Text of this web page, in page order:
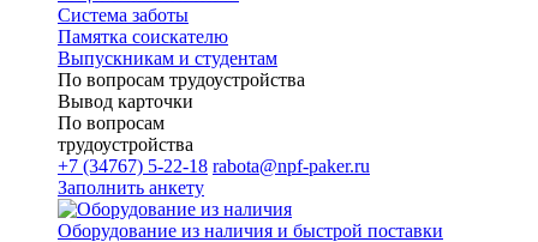
Система заботы
Памятка соискателю
Выпускникам и студентам
По вопросам трудоустройства
Вывод карточки
По вопросам
трудоустройства
+7 (34767) 5-22-18 rabota@npf-paker.ru
Заполнить анкету
Оборудование из наличия и быстрой поставки